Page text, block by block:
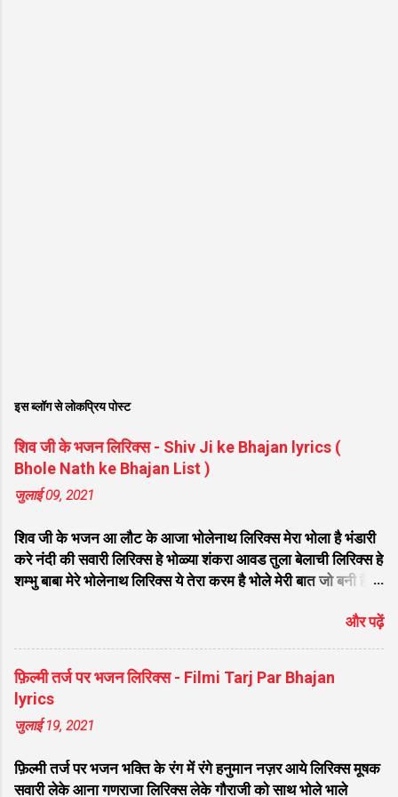
इस ब्लॉग से लोकप्रिय पोस्ट
शिव जी के भजन लिरिक्स - Shiv Ji ke Bhajan lyrics (
Bhole Nath ke Bhajan List )
जुलाई 09, 2021
शिव जी के भजन आ लौट के आजा भोलेनाथ लिरिक्स मेरा भोला है भंडारी
करे नंदी की सवारी लिरिक्स हे भोळ्या शंकरा आवड तुला बेलाची लिरिक्स हे
शम्भु बाबा मेरे भोलेनाथ लिरिक्स ये तेरा करम है भोले मेरी बात जो बनी है
गुलशन सा मेरे भोलेनाथ आये है लिरिक्स नगर में जोगी आया भेद कोई
समझ ना पाया लिरिक्स शिवजी तेरे द्वार हम भी आयेंगे लिरिक्स सांसो की
माला पे सिमरु मै शिव का नाम लिरिक्स डम डम डमरू बजाना होगा भोले
मेरी कुटिया में आना होगा लिरिक्स मेरे भोले से भोले बाबा लिरिक्स भोलेनाथ
का चेला लिरिक्स भोले चेला बना लेना लिरिक्स सिर पे विराजे गंगा की धार
लिरिक्स महादेवा - Mahadeva Hansraj Raghuwanshi लिरिक्स
ऐसा डमरू बजाया भोलेनाथ ने लिरिक्स शिव शंकर औघड दानी बम भोला
और पढ़ें
फ़िल्मी तर्ज पर भजन लिरिक्स - Filmi Tarj Par Bhajan
lyrics
जुलाई 19, 2021
फ़िल्मी तर्ज पर भजन भक्ति के रंग में रंगे हनुमान नज़र आये लिरिक्स मूषक
सवारी लेके आना गणराजा लिरिक्स लेके गौराजी को साथ भोले भाले